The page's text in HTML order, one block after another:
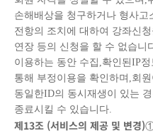
손해배상을 청구하거나 형사
전항의 조치에 대하여 강좌신
연장 등의 신청을 할 수 없습
이용하는 동안 수집,확인된IP
통해 부정이용을 확인하며,회
동일한ID의 동시재생이 있는
종료시킬 수 있습니다.
제13조 (서비스의 제공 및 변경)①